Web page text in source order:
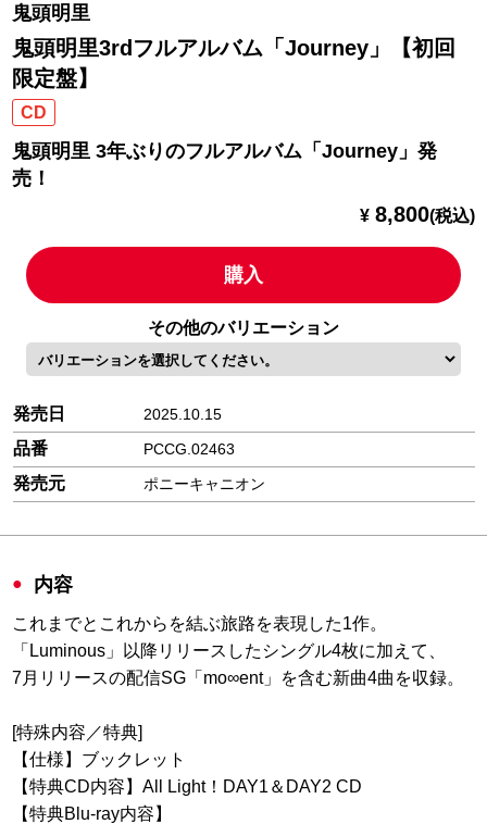
鬼頭明里
鬼頭明里3rdフルアルバム「Journey」【初回
限定盤】
CD
鬼頭明里 3年ぶりのフルアルバム「Journey」発
売！
¥ 8,800(税込)
購入
その他のバリエーション
発売日 2025.10.15
品番 PCCG.02463
発売元 ポニーキャニオン
内容
これまでとこれからを結ぶ旅路を表現した1作。
「Luminous」以降リリースしたシングル4枚に加えて、
7月リリースの配信SG「mo∞ent」を含む新曲4曲を収録。
[特殊内容／特典]
【仕様】ブックレット
【特典CD内容】All Light！DAY1＆DAY2 CD
【特典Blu-ray内容】